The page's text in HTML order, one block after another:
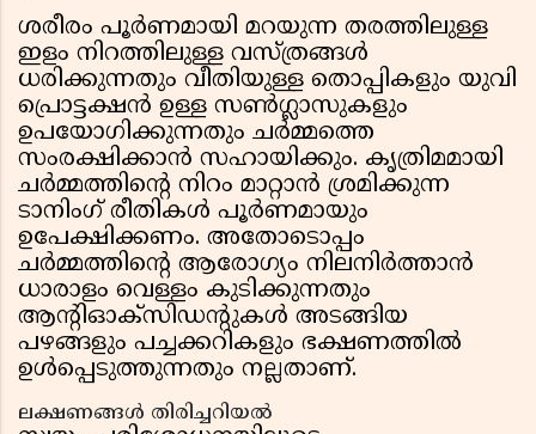
ശരീരം പൂർണമായി മറയുന്ന തരത്തിലുള്ള
ഇളം നിറത്തിലുള്ള വസ്ത്രങ്ങൾ
ധരിക്കുന്നതും വീതിയുള്ള തൊപ്പികളും യുവി
പ്രൊട്ടക്ഷൻ ഉള്ള സൺഗ്ലാസുകളും
ഉപയോഗിക്കുന്നതും ചർമ്മത്തെ
സംരക്ഷിക്കാൻ സഹായിക്കും. കൃത്രിമമായി
ചർമ്മത്തിന്റെ നിറം മാറ്റാൻ ശ്രമിക്കുന്ന
ടാനിംഗ് രീതികൾ പൂർണമായും
ഉപേക്ഷിക്കണം. അതോടൊപ്പം
ചർമ്മത്തിന്റെ ആരോഗ്യം നിലനിർത്താൻ
ധാരാളം വെള്ളം കുടിക്കുന്നതും
ആന്റിഓക്‌സിഡന്റുകൾ അടങ്ങിയ
പഴങ്ങളും പച്ചക്കറികളും ഭക്ഷണത്തിൽ
ഉൾപ്പെടുത്തുന്നതും നല്ലതാണ്.
ലക്ഷണങ്ങൾ തിരിച്ചറിയൽ